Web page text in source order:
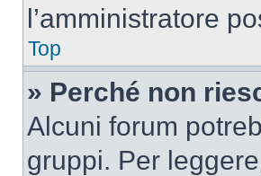
l’amministratore
Top
» Perché non
Alcuni forum
gruppi. Per